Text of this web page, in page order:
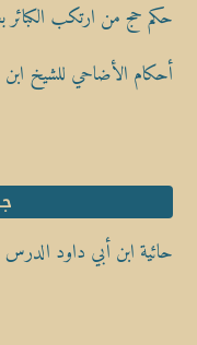
حكم حج من ارتكب الكبائر
أحكام الأضاحي للشيخ ابن
حائية ابن أبي داود